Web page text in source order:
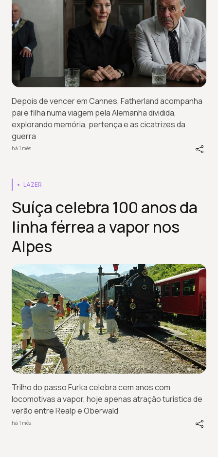
Depois de vencer em Cannes, Fatherland acompanha
pai e filha numa viagem pela Alemanha dividida,
explorando memória, pertença e as cicatrizes da
guerra
há 1 mês
LAZER
Suíça celebra 100 anos da
linha férrea a vapor nos
Alpes
Trilho do passo Furka celebra cem anos com
locomotivas a vapor, hoje apenas atração turística de
verão entre Realp e Oberwald
há 1 mês